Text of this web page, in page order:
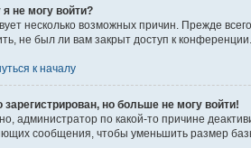
не могу войти?
несколько возможных причин. Прежде
не был ли вам закрыт доступ к
к началу
зарегистрирован, но больше не могу войти!
администратор по какой-то причине
сообщения, чтобы уменьшить размер